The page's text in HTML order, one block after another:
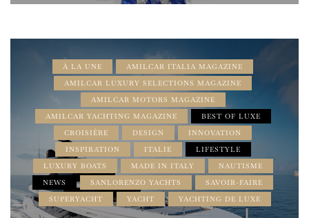
À LA UNE
AMILCAR ITALIA MAGAZINE
AMILCAR LUXURY SELECTIONS MAGAZINE
AMILCAR MOTORS MAGAZINE
AMILCAR YACHTING MAGAZINE
BEST OF LUXE
CROISIÈRE
DESIGN
INNOVATION
INSPIRATION
ITALIE
LIFESTYLE
LUXURY BOATS
MADE IN ITALY
NAUTISME
NEWS
SANLORENZO YACHTS
SAVOIR-FAIRE
SUPERYACHT
YACHT YACHTING DE LUXE